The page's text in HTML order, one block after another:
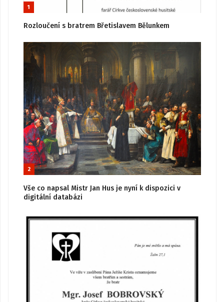
1
Rozloučení s bratrem Břetislavem Bělunkem
2
Vše co napsal Mistr Jan Hus je nyní k dispozici v
digitální databázi